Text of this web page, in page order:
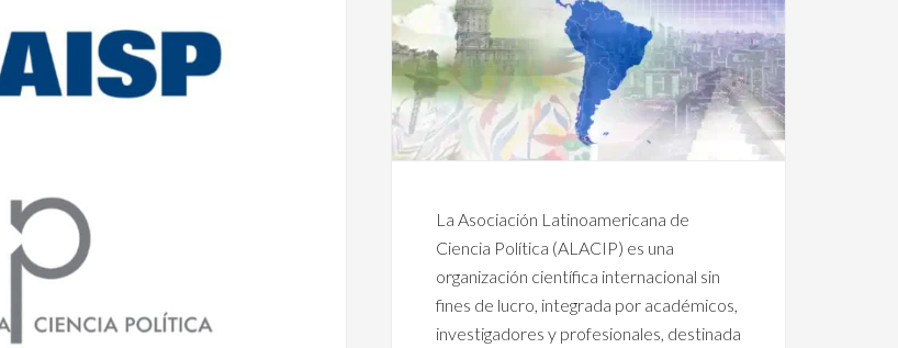
La Asociación Latinoamericana de
Ciencia Política (ALACIP) es una
organización científica internacional sin
fines de lucro, integrada por académicos,
investigadores y profesionales, destinada